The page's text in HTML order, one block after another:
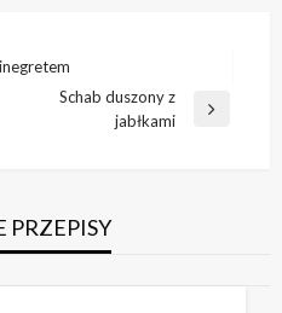
Schab duszony z
jabłkami
PRZEPISY